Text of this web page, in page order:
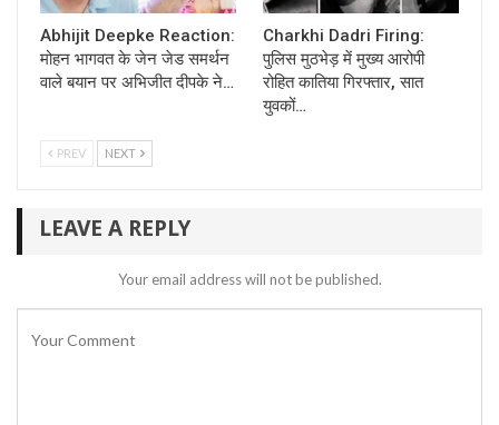
Abhijit Deepke Reaction:
मोहन भागवत के जेन जेड समर्थन
वाले बयान पर अभिजीत दीपके ने…
Charkhi Dadri Firing:
पुलिस मुठभेड़ में मुख्य आरोपी
रोहित कातिया गिरफ्तार, सात
युवकों…
PREV NEXT
LEAVE A REPLY
Your email address will not be published.